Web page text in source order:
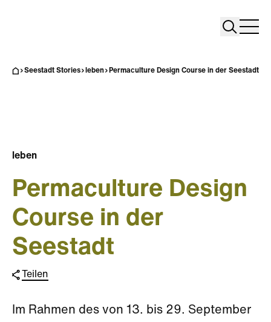
Search
Seestadt Stories leben Permaculture Design Course in der Seestadt
leben
Permaculture Design
Course in der
Seestadt
Teilen
Im Rahmen des von 13. bis 29. September